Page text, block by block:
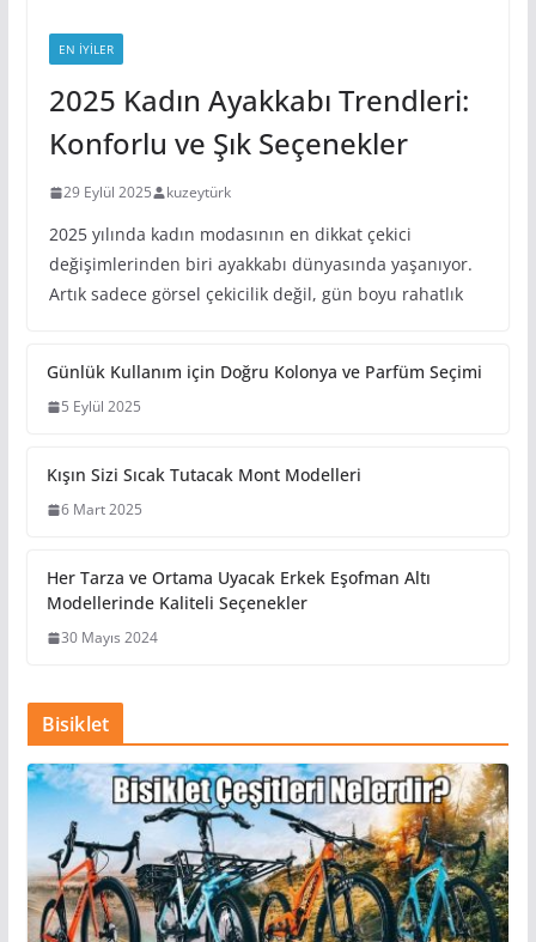
EN IYILER
2025 Kadın Ayakkabı Trendleri:
Konforlu ve Şık Seçenekler
29 Eylül 2025 kuzeytürk
2025 yılında kadın modasının en dikkat çekici
değişimlerinden biri ayakkabı dünyasında yaşanıyor.
Artık sadece görsel çekicilik değil, gün boyu rahatlık
Günlük Kullanım için Doğru Kolonya ve Parfüm Seçimi
5 Eylül 2025
Kışın Sizi Sıcak Tutacak Mont Modelleri
6 Mart 2025
Her Tarza ve Ortama Uyacak Erkek Eşofman Altı
Modellerinde Kaliteli Seçenekler
30 Mayıs 2024
Bisiklet